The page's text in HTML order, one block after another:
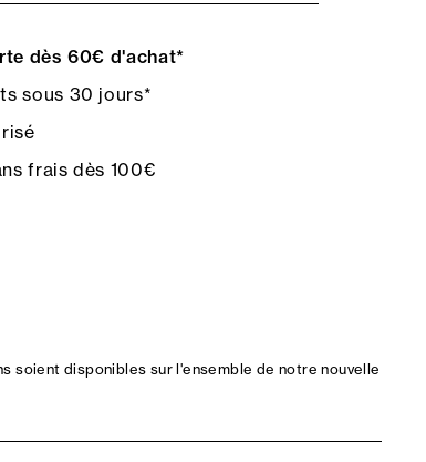
dès 60€ d'achat*
sous 30 jours*
frais dès 100€
soient disponibles sur l'ensemble de notre nouvelle